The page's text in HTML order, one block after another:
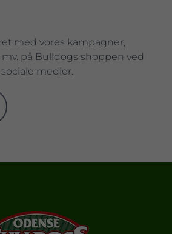
med vores kampagner,
på Bulldogs shoppen ved
medier.